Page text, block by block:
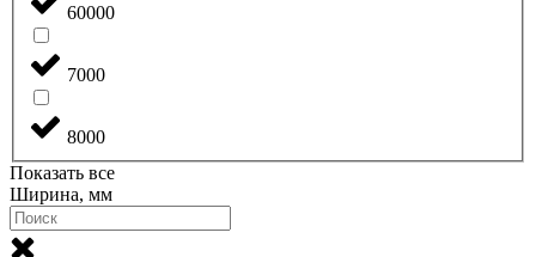
60000
7000
8000
Показать все
Ширина, мм